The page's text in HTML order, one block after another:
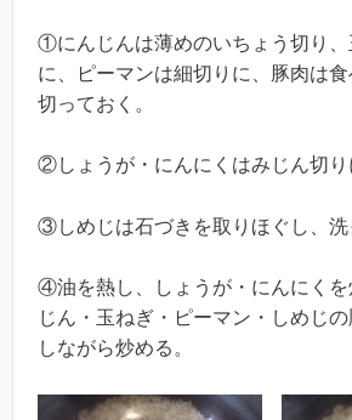
①にんじんは薄めのいちょう切り、
に、ピーマンは細切りに、豚肉は
切っておく。
②しょうが・にんにくはみじん切り
③しめじは石づきを取りほぐし、洗
④油を熱し、しょうが・にんにくを
じん・玉ねぎ・ピーマン・しめじ
しながら炒める。